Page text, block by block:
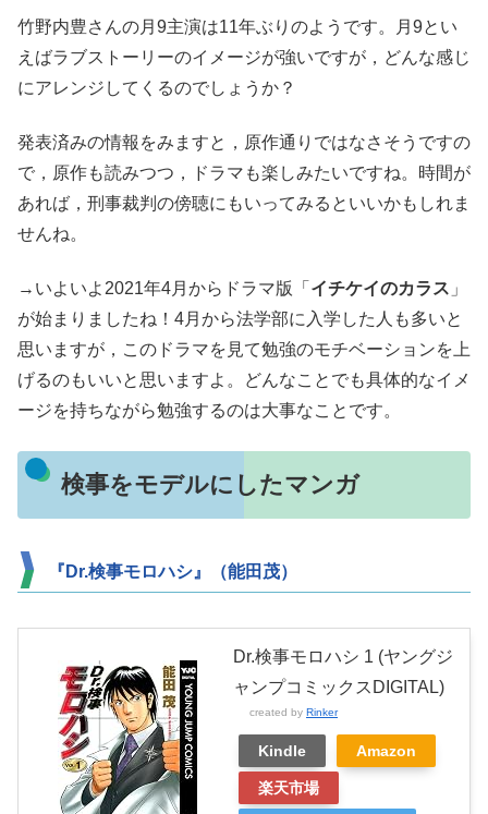
竹野内豊さんの月9主演は11年ぶりのようです。月9とい
えばラブストーリーのイメージが強いですが，どんな感じ
にアレンジしてくるのでしょうか？
発表済みの情報をみますと，原作通りではなさそうですの
で，原作も読みつつ，ドラマも楽しみたいですね。時間が
あれば，刑事裁判の傍聴にもいってみるといいかもしれま
せんね。
→いよいよ2021年4月からドラマ版「 イチケイのカラス 」
が始まりましたね！4月から法学部に入学した人も多いと
思いますが，このドラマを見て勉強のモチベーションを上
げるのもいいと思いますよ。どんなことでも具体的なイメ
ージを持ちながら勉強するのは大事なことです。
検事をモデルにしたマンガ
『Dr.検事モロハシ』（能田茂）
Dr.検事モロハシ 1 (ヤングジ
ャンプコミックスDIGITAL)
created by Rinker
Kindle Amazon
楽天市場